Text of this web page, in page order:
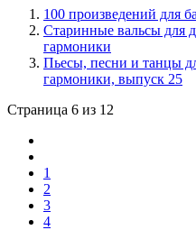
100 произведений для
Старинные вальсы для
гармоники
Пьесы, песни и танцы
гармоники, выпуск 25
Страница 6 из 12
1
2
3
4